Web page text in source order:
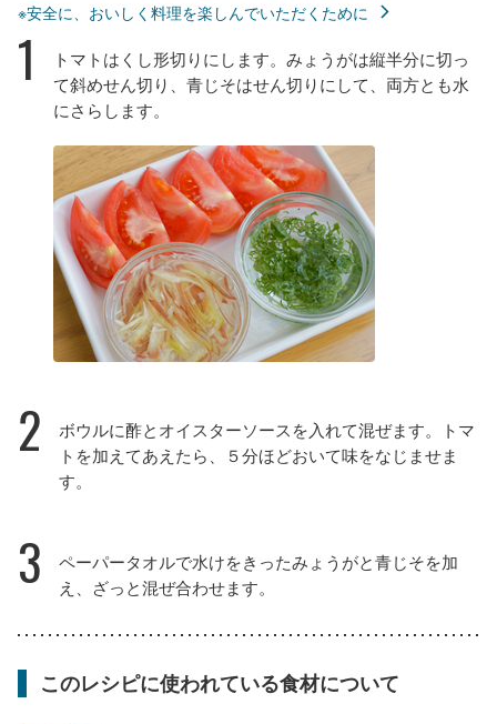
※安全に、おいしく料理を楽しんでいただくために
1
トマトはくし形切りにします。みょうがは縦半分に切っ
て斜めせん切り、青じそはせん切りにして、両方とも水
にさらします。
2
ボウルに酢とオイスターソースを入れて混ぜます。トマ
トを加えてあえたら、５分ほどおいて味をなじませま
す。
3
ペーパータオルで水けをきったみょうがと青じそを加
え、ざっと混ぜ合わせます。
このレシピに使われている食材について